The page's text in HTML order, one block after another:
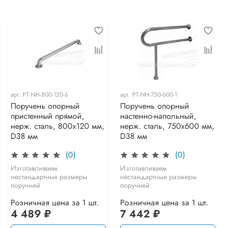
арт. PT-NH-800-120-6
Поручень опорный
пристенный прямой,
нерж. сталь, 800x120 мм,
D38 мм
(0)
Изготавливаем
нестандартные размеры
поручней
Розничная цена за 1 шт.
4 489 ₽
арт. PT-NH-750-600-1
Поручень опорный
настенно-напольный,
нерж. сталь, 750x600 мм,
D38 мм
(0)
Изготавливаем
нестандартные размеры
поручней
Розничная цена за 1 шт.
7 442 ₽